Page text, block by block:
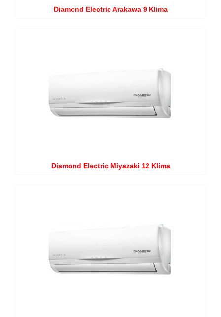
Diamond Electric Arakawa 9 Klima
Diamond Electric Miyazaki 12 Klima